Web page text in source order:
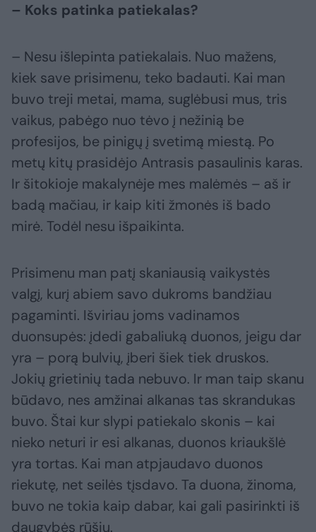
– Koks patinka patiekalas?
– Nesu išlepinta patiekalais. Nuo mažens,
kiek save prisimenu, teko badauti. Kai man
buvo treji metai, mama, suglėbusi mus, tris
vaikus, pabėgo nuo tėvo į nežinią be
profesijos, be pinigų į svetimą miestą. Po
metų kitų prasidėjo Antrasis pasaulinis karas.
Ir šitokioje makalynėje mes malėmės – aš ir
badą mačiau, ir kaip kiti žmonės iš bado
mirė. Todėl nesu išpaikinta.
Prisimenu man patį skaniausią vaikystės
valgį, kurį abiem savo dukroms bandžiau
pagaminti. Išviriau joms vadinamos
duonsupės: įdedi gabaliuką duonos, jeigu dar
yra – porą bulvių, įberi šiek tiek druskos.
Jokių grietinių tada nebuvo. Ir man taip skanu
būdavo, nes amžinai alkanas tas skrandukas
buvo. Štai kur slypi patiekalo skonis – kai
nieko neturi ir esi alkanas, duonos kriaukšlė
yra tortas. Kai man atpjaudavo duonos
riekutę, net seilės tįsdavo. Ta duona, žinoma,
buvo ne tokia kaip dabar, kai gali pasirinkti iš
daugybės rūšių.